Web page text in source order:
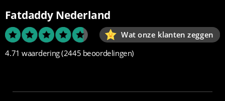
Fatdaddy Nederland
Wat onze klanten zeggen
4.71 waardering(2445 beoordelingen)